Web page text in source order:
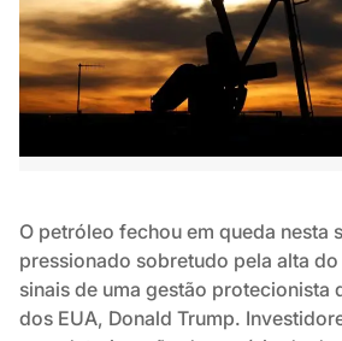
O petróleo fechou em queda nesta
pressionado sobretudo pela alta
sinais de uma gestão protecionista
dos EUA, Donald Trump.